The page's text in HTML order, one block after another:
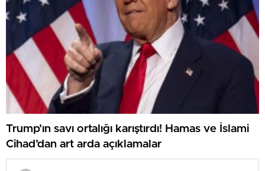
Trump’ın savı ortalığı karıştırdı! Hamas ve İslami
Cihad’dan art arda açıklamalar